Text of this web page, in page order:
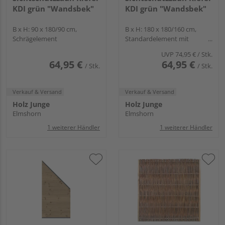
KDI grün "Wandsbek"
B x H: 90 x 180/90 cm,
Schrägelement
64,95 € / Stk.
Verkauf & Versand
Holz Junge
Elmshorn
1 weiterer Händler
KDI grün "Wandsbek"
B x H: 180 x 180/160 cm,
Standardelement mit
UVP 74,95 €/ Stk.
64,95 € / Stk.
Verkauf & Versand
Holz Junge
Elmshorn
1 weiterer Händler